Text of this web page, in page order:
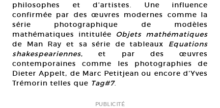
philosophes et d’artistes. Une influence
confirmée par des œuvres modernes comme la
série photographique de modèles
mathématiques intitulée Objets mathématiques
de Man Ray et sa série de tableaux Equations
shakespeariennes, et par des œuvres
contemporaines comme les photographies de
Dieter Appelt, de Marc Petitjean ou encore d’Yves
Trémorin telles que Tag#7.
PUBLICITÉ